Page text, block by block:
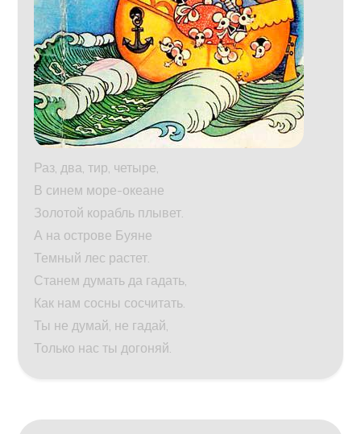
Раз, два, тир, четыре,
В синем море-океане
Золотой корабль плывет.
А на острове Буяне
Темный лес растет.
Станем думать да гадать,
Как нам сосны сосчитать.
Ты не думай, не гадай,
Только нас ты догоняй.